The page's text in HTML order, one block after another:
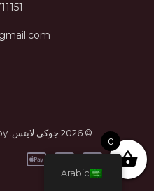
© 2026 جوكى لايتس. Powered by جوكى لايتس
Arabic
0